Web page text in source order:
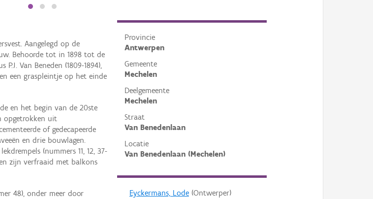
Provincie
Antwerpen
Gemeente
Mechelen
Deelgemeente
Mechelen
Straat
Van Benedenlaan
Locatie
Van Benedenlaan (Mechelen)
Eyckermans, Lode(Ontwerper)
Aangelegd op de
Behoorde tot in 1898 tot de
Van Beneden (1809-1894),
een graspleintje op het einde
en het begin van de 20ste
opgetrokken uit
of gedecapeerde
en drie bouwlagen.
(nummers 11, 12, 37-
zijn verfraaid met balkons
48), onder meer door